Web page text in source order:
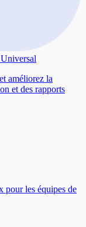
améliorez la
et des rapports
pour les équipes de